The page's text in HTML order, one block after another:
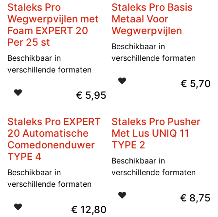
Nieuw
Staleks Pro
Wegwerpvijlen met
Foam EXPERT 20
Per 25 st
Beschikbaar in
verschillende formaten
€ 5,95
Nieuw
Staleks Pro Basis
Metaal Voor
Wegwerpvijlen
Beschikbaar in
verschillende formaten
€ 5,70
Nieuw
Staleks Pro EXPERT
20 Automatische
Comedonenduwer
TYPE 4
Beschikbaar in
verschillende formaten
€ 12,80
Nieuw
Staleks Pro Pusher
Met Lus UNIQ 11
TYPE 2
Beschikbaar in
verschillende formaten
€ 8,75